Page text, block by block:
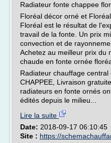
Radiateur fonte chappee
Floréal décor orné et
Floréal est le résultat de
travail de la fonte. Un prix
convection et de
Achetez au meilleur prix du
chaude en fonte ornée
Radiateur chauffage
CHAPPEE, Livraison
radiateurs en fonte ornés
édités depuis le milieu...
Lire la suite
Date: 2018-09-17 06:10:45
Site : https://